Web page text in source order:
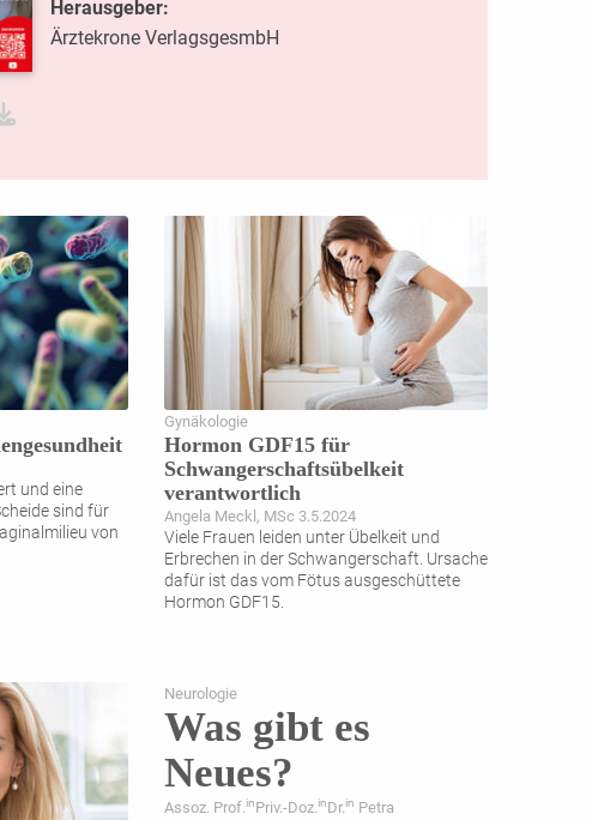
Herausgeber:
Ärztekrone VerlagsgesmbH
und eine
sind für
von
Gynäkologie
Hormon GDF15 für
Schwangerschaftsübelkeit
verantwortlich
Angela Meckl, MSc 3.5.2024
Viele Frauen leiden unter Übelkeit und
Erbrechen in der Schwangerschaft. Ursache
dafür ist das vom Fötus ausgeschüttete
Hormon GDF15.
Neurologie
Was gibt es
Neues?
Assoz. Prof.inPriv.-Doz.inDr.in Petra